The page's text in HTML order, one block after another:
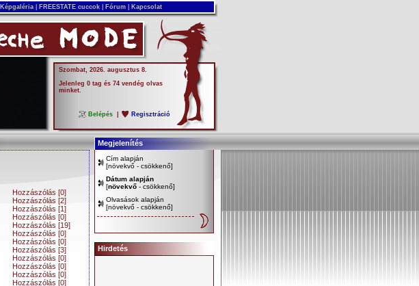
Képgaléria FREESTATE cuccok Fórum Kapcsolat
Szombat, 2026. augusztus 8.
Jelenleg 0 tag és 74 vendég olvas
minket.
Belépés Regisztráció
Megjelenítés
Hozzászólás [0]
Hozzászólás [2]
Hozzászólás [1]
Hozzászólás [0]
Hozzászólás [19]
Hozzászólás [0]
Hozzászólás [0]
Hozzászólás [3]
Hozzászólás [0]
Hozzászólás [0]
Hozzászólás [0]
Hozzászólás [0]
Cím alapján
[növekvő - csökkenő]
Dátum alapján
[növekvő - csökkenő]
Olvasások alapján
[növekvő - csökkenő]
Hirdetés